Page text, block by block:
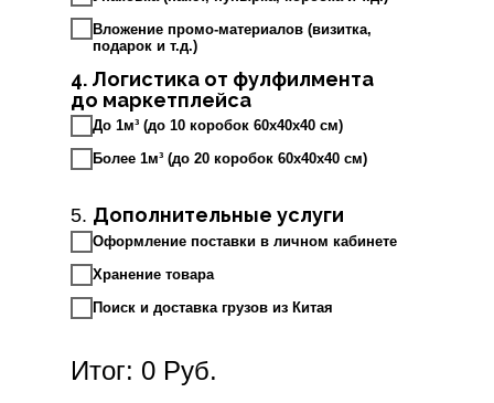
Вложение промо-материалов (визитка,
подарок и т.д.)
До 1м³ (до 10 коробок 60х40х40 см)
Более 1м³ (до 20 коробок 60х40х40 см)
Оформление поставки в личном кабинете
Хранение товара
Поиск и доставка грузов из Китая
4. Логистика от фулфилмента
до маркетплейса
5. Дополнительные услуги
Итог: 0 Руб.